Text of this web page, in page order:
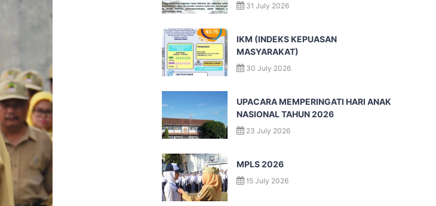
31 July 2026
IKM (INDEKS KEPUASAN
MASYARAKAT)
30 July 2026
UPACARA MEMPERINGATI HARI ANAK
NASIONAL TAHUN 2026
23 July 2026
MPLS 2026
15 July 2026